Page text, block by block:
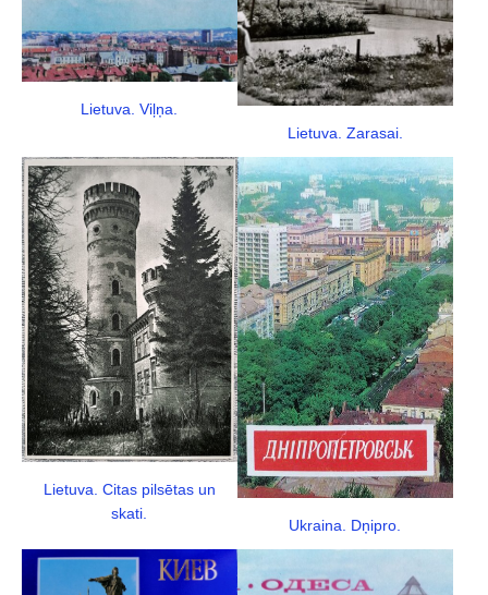
Lietuva. Viļņa.
Lietuva. Zarasai.
Lietuva. Citas pilsētas un
skati.
Ukraina. Dņipro.